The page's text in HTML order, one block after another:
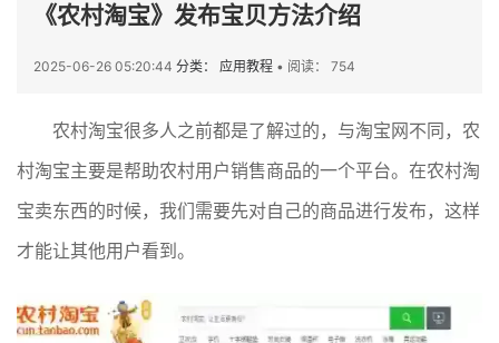
《农村淘宝》发布宝贝方法介绍
2025-06-26 05:20:44 分类： 应用教程 • 阅读： 754
农村淘宝很多人之前都是了解过的，与淘宝网不同，农
村淘宝主要是帮助农村用户销售商品的一个平台。在农村淘
宝卖东西的时候，我们需要先对自己的商品进行发布，这样
才能让其他用户看到。